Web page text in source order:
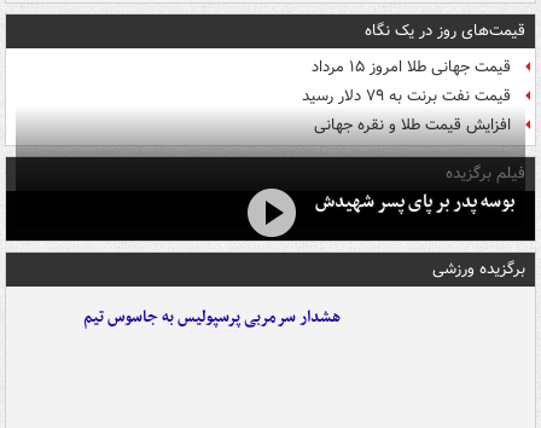
قیمت‌های روز در یک نگاه
قیمت جهانی طلا امروز ۱۵ مرداد
قیمت نفت برنت به ۷۹ دلار رسید
افزایش قیمت طلا و نقره جهانی
فیلم برگزیده
بوسه‌ پدر بر پای پسر شهیدش
برگزیده ورزشی
هشدار سرمربی پرسپولیس به جاسوس تیم